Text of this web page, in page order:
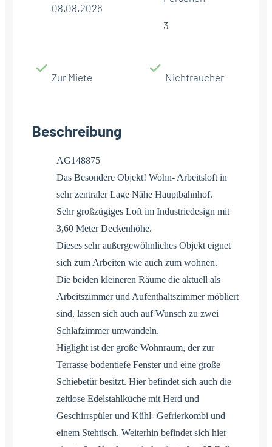
08.08.2026
3
Zur Miete Nichtraucher
Beschreibung
AG148875
Das Besondere Objekt! Wohn- Arbeitsloft in
sehr zentraler Lage Nähe Hauptbahnhof.
Sehr großzügiges Loft im Industriedesign mit
3,60 Meter Deckenhöhe.
Dieses sehr außergewöhnliches Objekt eignet
sich zum Arbeiten wie auch zum wohnen.
Die beiden kleineren Räume die aktuell als
Arbeitszimmer und Aufenthaltszimmer möbliert
sind, lassen sich auch auf Wunsch zu zwei
Schlafzimmer umwandeln.
Higlight ist der große Wohnraum, der zur
Terrasse bodentiefe Fenster und eine große
Schiebetür besitzt. Hier befindet sich auch die
zeitlose Edelstahlküche mit Herd und
Geschirrspüler und Kühl- Gefrierkombi und
einem Stehtisch. Weiterhin befindet sich hier